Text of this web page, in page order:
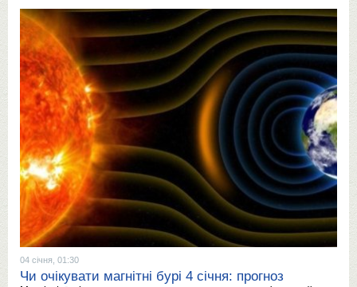
04 січня, 01:30
Чи очікувати магнітні бурі 4 січня: прогноз